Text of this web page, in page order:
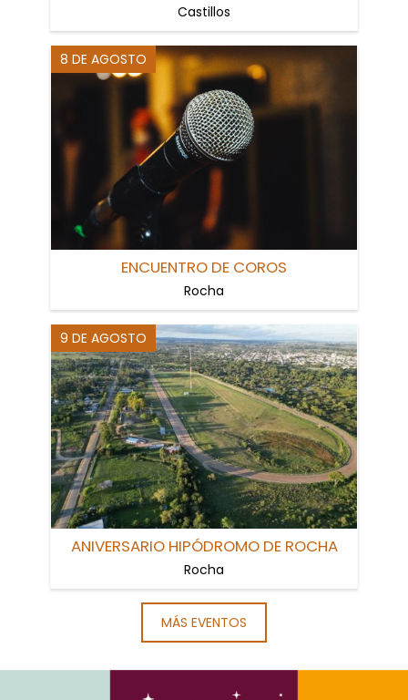
Castillos
8 DE AGOSTO
ENCUENTRO DE COROS
Rocha
9 DE AGOSTO
ANIVERSARIO HIPÓDROMO DE ROCHA
Rocha
MÁS EVENTOS